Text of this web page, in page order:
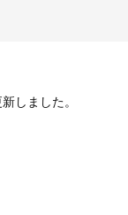
しました。